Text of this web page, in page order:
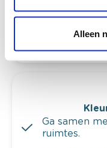
Alleen
combineren.
Ga samen
ruimtes.